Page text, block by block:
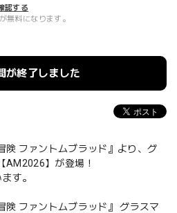
認する
無料になります。
が終了しました
険 ファントムブラッド』より、グ
AM2026】が登場！
す。
険 ファントムブラッド』 グラスマ